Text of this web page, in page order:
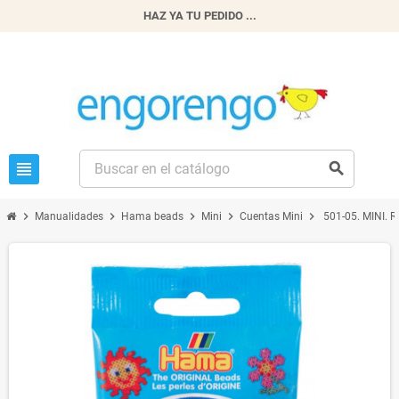
HAZ YA TU PEDIDO ...
view_headline search
chevron_right Manualidades chevron_right Hama beads chevron_right Mini chevron_right Cuentas Mini chevron_right 501-05. MINI.